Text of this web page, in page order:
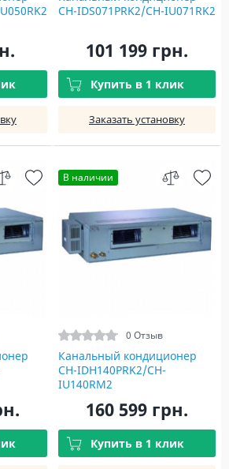
CH-IDS071PRK2/CH-IU071RK2
101 199 грн.
Купить в 1 клик
Заказать установку
В наличии
0 Отзыв
Канальный кондиционер
CH-IDH140PRK2/CH-
IU140RM2
160 599 грн.
Купить в 1 клик